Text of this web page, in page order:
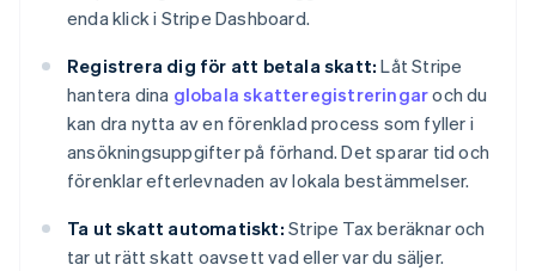
enda klick i Stripe Dashboard.
Registrera dig för att betala skatt: Låt Stripe
hantera dina globala skatteregistreringaroch du
kan dra nytta av en förenklad process som fyller i
ansökningsuppgifter på förhand. Det sparar tid och
förenklar efterlevnaden av lokala bestämmelser.
Ta ut skatt automatiskt: Stripe Tax beräknar och
tar ut rätt skatt oavsett vad eller var du säljer.